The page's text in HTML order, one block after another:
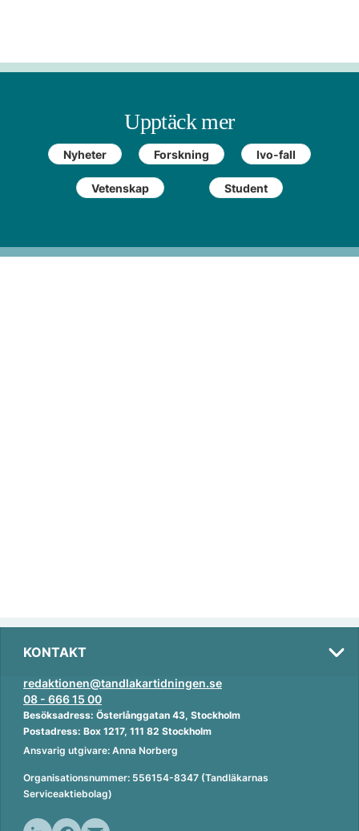
Upptäck mer
Nyheter Forskning Ivo-fall
Vetenskap Student
KONTAKT
redaktionen@tandlakartidningen.se
08 - 666 15 00
Besöksadress: Österlånggatan 43, Stockholm
Postadress: Box 1217, 111 82 Stockholm
Ansvarig utgivare: Anna Norberg
Organisationsnummer: 556154-8347 (Tandläkarnas
Serviceaktiebolag)